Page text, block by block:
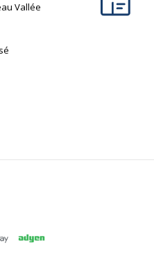
Vallée